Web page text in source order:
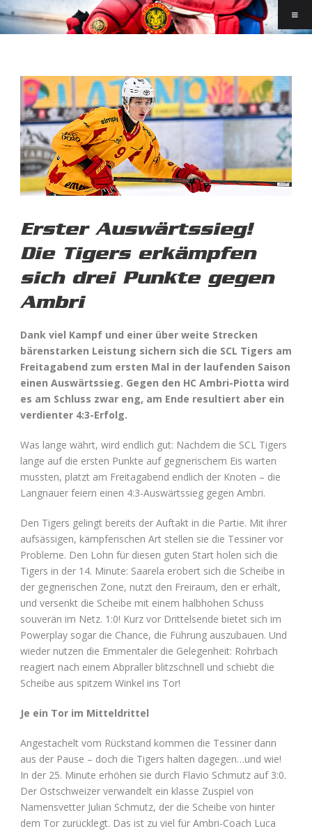
Erster Auswärtssieg!
Die Tigers erkämpfen
sich drei Punkte gegen
Ambri
Dank viel Kampf und einer über weite Strecken
bärenstarken Leistung sichern sich die SCL Tigers am
Freitagabend zum ersten Mal in der laufenden Saison
einen Auswärtssieg. Gegen den HC Ambri-Piotta wird
es am Schluss zwar eng, am Ende resultiert aber ein
verdienter 4:3-Erfolg.
Was lange währt, wird endlich gut: Nachdem die SCL Tigers
lange auf die ersten Punkte auf gegnerischem Eis warten
mussten, platzt am Freitagabend endlich der Knoten – die
Langnauer feiern einen 4:3-Auswärtssieg gegen Ambri.
Den Tigers gelingt bereits der Auftakt in die Partie. Mit ihrer
aufsässigen, kämpferischen Art stellen sie die Tessiner vor
Probleme. Den Lohn für diesen guten Start holen sich die
Tigers in der 14. Minute: Saarela erobert sich die Scheibe in
der gegnerischen Zone, nutzt den Freiraum, den er erhält,
und versenkt die Scheibe mit einem halbhohen Schuss
souverän im Netz. 1:0! Kurz vor Drittelsende bietet sich im
Powerplay sogar die Chance, die Führung auszubauen. Und
wieder nutzen die Emmentaler die Gelegenheit: Rohrbach
reagiert nach einem Abpraller blitzschnell und schiebt die
Scheibe aus spitzem Winkel ins Tor!
Je ein Tor im Mitteldrittel
Angestachelt vom Rückstand kommen die Tessiner dann
aus der Pause – doch die Tigers halten dagegen…und wie!
In der 25. Minute erhöhen sie durch Flavio Schmutz auf 3:0.
Der Ostschweizer verwandelt ein klasse Zuspiel von
Namensvetter Julian Schmutz, der die Scheibe von hinter
dem Tor zurücklegt. Das ist zu viel für Ambri-Coach Luca